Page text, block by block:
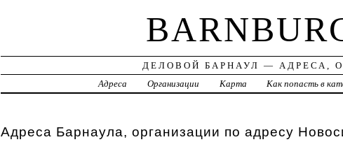
ДЕЛОВОЙ БАРНАУЛ — АДРЕСА,
Адреса
Организации Карта Как попасть в
Адреса Барнаула, организации по адресу